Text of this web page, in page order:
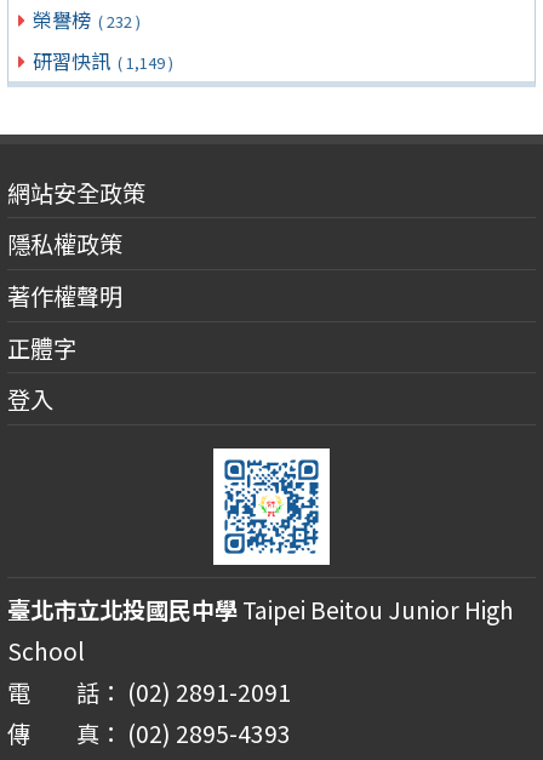
榮譽榜 ( 232 )
研習快訊 ( 1,149 )
網站安全政策
隱私權政策
著作權聲明
正體字
登入
臺北市立北投國民中學Taipei Beitou Junior High
School
電 話： (02) 2891-2091
傳 真： (02) 2895-4393